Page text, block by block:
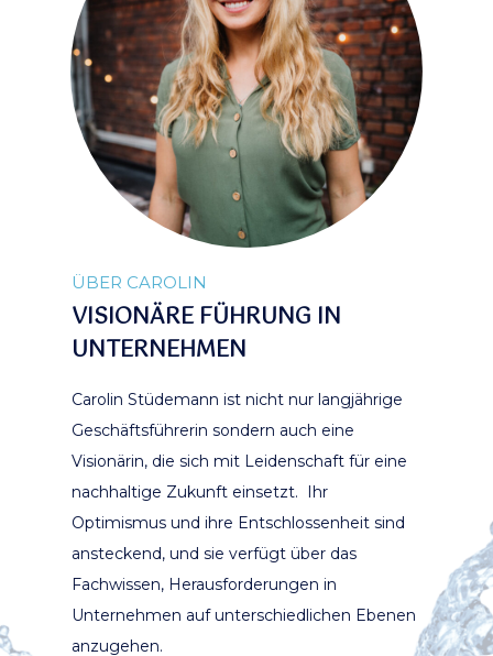
ÜBER CAROLIN
VISIONÄRE FÜHRUNG IN
UNTERNEHMEN
Carolin Stüdemann ist nicht nur langjährige
Geschäftsführerin sondern auch eine
Visionärin, die sich mit Leidenschaft für eine
nachhaltige Zukunft einsetzt. Ihr
Optimismus und ihre Entschlossenheit sind
ansteckend, und sie verfügt über das
Fachwissen, Herausforderungen in
Unternehmen auf unterschiedlichen Ebenen
anzugehen.